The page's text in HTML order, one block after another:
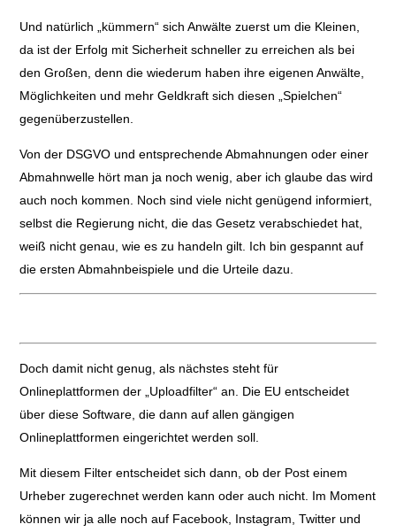
Und natürlich „kümmern“ sich Anwälte zuerst um die Kleinen,
da ist der Erfolg mit Sicherheit schneller zu erreichen als bei
den Großen, denn die wiederum haben ihre eigenen Anwälte,
Möglichkeiten und mehr Geldkraft sich diesen „Spielchen“
gegenüberzustellen.
Von der DSGVO und entsprechende Abmahnungen oder einer
Abmahnwelle hört man ja noch wenig, aber ich glaube das wird
auch noch kommen. Noch sind viele nicht genügend informiert,
selbst die Regierung nicht, die das Gesetz verabschiedet hat,
weiß nicht genau, wie es zu handeln gilt. Ich bin gespannt auf
die ersten Abmahnbeispiele und die Urteile dazu.
Doch damit nicht genug, als nächstes steht für
Onlineplattformen der „Uploadfilter“ an. Die EU entscheidet
über diese Software, die dann auf allen gängigen
Onlineplattformen eingerichtet werden soll.
Mit diesem Filter entscheidet sich dann, ob der Post einem
Urheber zugerechnet werden kann oder auch nicht. Im Moment
können wir ja alle noch auf Facebook, Instagram, Twitter und